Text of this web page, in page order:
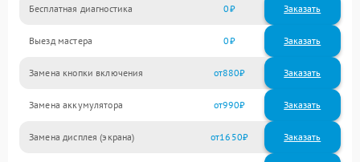
Бесплатная диагностика 0 Заказать
Выезд мастера 0 Заказать
Замена кнопки включения 880
Замена аккумулятора 990
Замена дисплея (экрана) 1650